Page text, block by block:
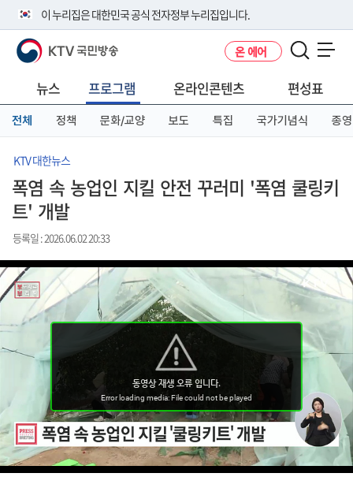
이 누리집은 대한민국 공식 전자정부 누리집입니다.
공식 누리집 주소 확인하기
니다.
이밖에 or.kr 또는 .kr등 다른 도메인 주소를 사용하고 있다면 아래 URL에
서 도메인 주소를 확인해 보세요
KTV 국민방송 온 에어
뉴스 프로그램 온라인콘텐츠 편성표
전체 정책 문화/교양 보도 특집 국가기념식 종영
KTV 대한뉴스
폭염 속 농업인 지킬 안전 꾸러미 '폭염 쿨링키
트' 개발
등록일 : 2026.06.02 20:33